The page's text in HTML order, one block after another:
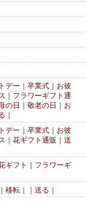
デー｜卒業式｜お彼
｜フラワーギフト通
の日｜敬老の日｜お
｜
デー｜卒業式｜お彼
｜花ギフト通販｜送
ギフト｜フラワーギ
移転｜｜送る｜